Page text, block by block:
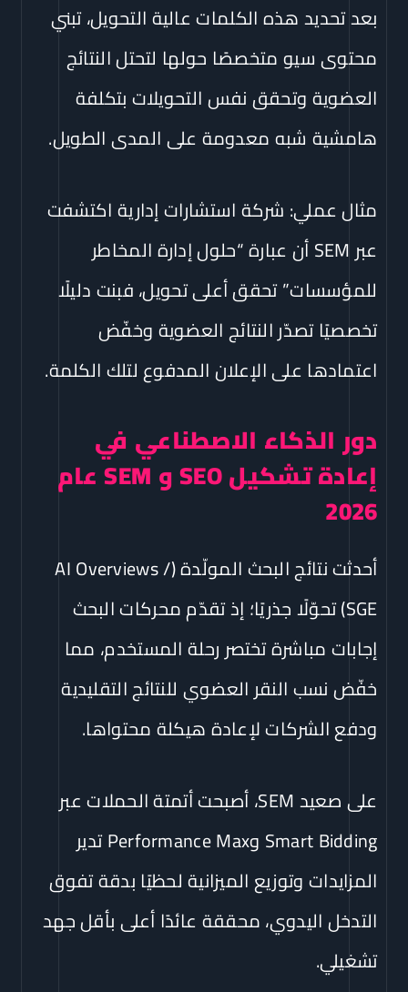
بعد تحديد هذه الكلمات عالية التحويل، تبني
محتوى سيو متخصصًا حولها لتحتل النتائج
العضوية وتحقق نفس التحويلات بتكلفة
هامشية شبه معدومة على المدى الطويل.
مثال عملي: شركة استشارات إدارية اكتشفت
عبر SEM أن عبارة “حلول إدارة المخاطر
للمؤسسات” تحقق أعلى تحويل، فبنت دليلًا
تخصصيًا تصدّر النتائج العضوية وخفّض
اعتمادها على الإعلان المدفوع لتلك الكلمة.
دور الذكاء الاصطناعي في
إعادة تشكيل SEO و SEM عام
2026
أحدثت نتائج البحث المولّدة (AI Overviews /
SGE) تحوّلًا جذريًا؛ إذ تقدّم محركات البحث
إجابات مباشرة تختصر رحلة المستخدم، مما
خفّض نسب النقر العضوي للنتائج التقليدية
ودفع الشركات لإعادة هيكلة محتواها.
على صعيد SEM، أصبحت أتمتة الحملات عبر
Smart Bidding وPerformance Max تدير
المزايدات وتوزيع الميزانية لحظيًا بدقة تفوق
التدخل اليدوي، محققة عائدًا أعلى بأقل جهد
تشغيلي.